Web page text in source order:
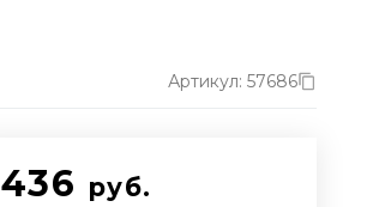
Артикул: 57686
436 руб.